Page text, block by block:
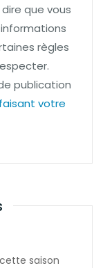
que vous
règles
publication
votre
saison